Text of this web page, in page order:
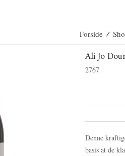
Forside /
Ali Jō
2767
Denne
basis at de